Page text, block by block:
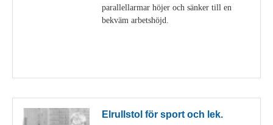
parallellarmar höjer och sänker till en
bekväm arbetshöjd.
Elrullstol för sport och lek.